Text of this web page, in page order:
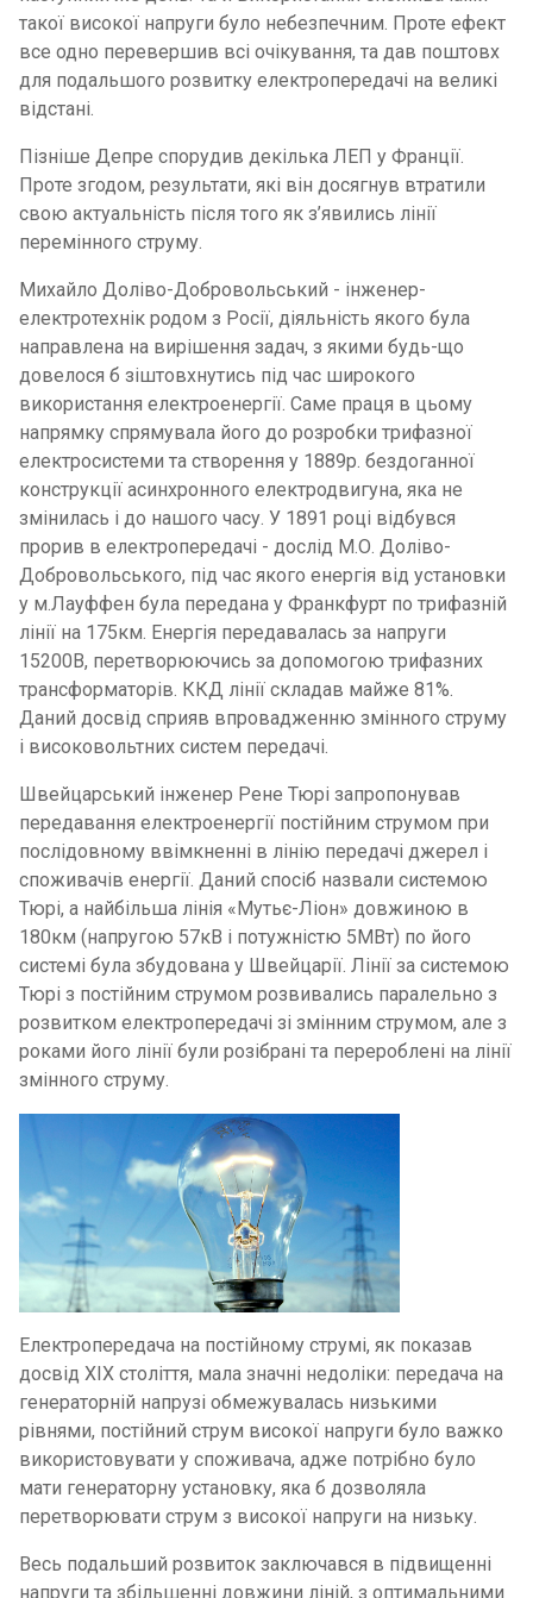
такої високої напруги було небезпечним. Проте ефект
все одно перевершив всі очікування, та дав поштовх
для подальшого розвитку електропередачі на великі
відстані.
Пізніше Депре спорудив декілька ЛЕП у Франції.
Проте згодом, результати, які він досягнув втратили
свою актуальність після того як з’явились лінії
перемінного струму.
Михайло Доліво-Добровольський - інженер-
електротехнік родом з Росії, діяльність якого була
направлена на вирішення задач, з якими будь-що
довелося б зіштовхнутись під час широкого
використання електроенергії. Саме праця в цьому
напрямку спрямувала його до розробки трифазної
електросистеми та створення у 1889р. бездоганної
конструкції асинхронного електродвигуна, яка не
змінилась і до нашого часу. У 1891 році відбувся
прорив в електропередачі - дослід М.О. Доліво-
Добровольського, під час якого енергія від установки
у м.Лауффен була передана у Франкфурт по трифазній
лінії на 175км. Енергія передавалась за напруги
15200В, перетворюючись за допомогою трифазних
трансформаторів. ККД лінії складав майже 81%.
Даний досвід сприяв впровадженню змінного струму
і високовольтних систем передачі.
Швейцарський інженер Рене Тюрі запропонував
передавання електроенергії постійним струмом при
послідовному ввімкненні в лінію передачі джерел і
споживачів енергії. Даний спосіб назвали системою
Тюрі, а найбільша лінія «Мутьє-Ліон» довжиною в
180км (напругою 57кВ і потужністю 5МВт) по його
системі була збудована у Швейцарії. Лінії за системою
Тюрі з постійним струмом розвивались паралельно з
розвитком електропередачі зі змінним струмом, але з
роками його лінії були розібрані та перероблені на лінії
змінного струму.
Електропередача на постійному струмі, як показав
досвід XIX століття, мала значні недоліки: передача на
генераторній напрузі обмежувалась низькими
рівнями, постійний струм високої напруги було важко
використовувати у споживача, адже потрібно було
мати генераторну установку, яка б дозволяла
перетворювати струм з високої напруги на низьку.
Весь подальший розвиток заключався в підвищенні
напруги та збільшенні довжини ліній, з оптимальними